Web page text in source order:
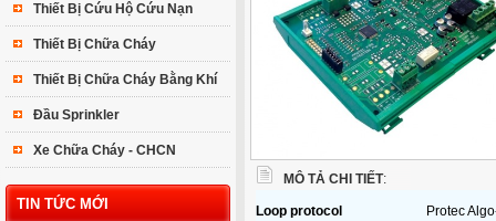
Thiết Bị Cứu Hộ Cứu Nạn
Thiết Bị Chữa Cháy
Thiết Bị Chữa Cháy Bằng Khí
Đầu Sprinkler
Xe Chữa Cháy - CHCN
TIN TỨC MỚI
MÔ TẢ CHI TIẾT:
Loop protocol Protec